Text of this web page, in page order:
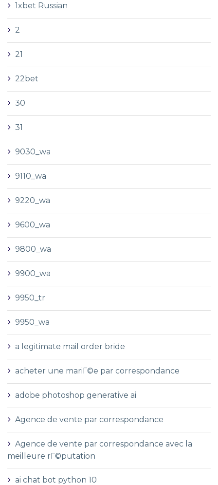
1xbet Russian
2
21
22bet
30
31
9030_wa
9110_wa
9220_wa
9600_wa
9800_wa
9900_wa
9950_tr
9950_wa
a legitimate mail order bride
acheter une mariГ©e par correspondance
adobe photoshop generative ai
Agence de vente par correspondance
Agence de vente par correspondance avec la
meilleure rГ©putation
ai chat bot python 10